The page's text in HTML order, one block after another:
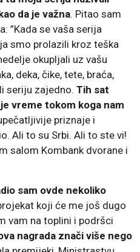
da je važna. Pitao sam
”Kada se vaša serija
smo prolazili kroz teška
okupljali uz vašu
deka, čike, tete, braća,
seriju zajedno. Tih sat
vreme tokom koga nam
priznaje i
Ali to su Srbi. Ali to ste vi!
salom Kombank dvorane i
sam ovde nekoliko
koji će me još dugo
vam na toplini i podršci
nagrada znači više nego